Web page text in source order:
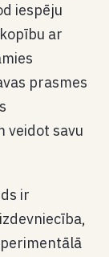
iespēju
ar
prasmes
veidot savu
ir